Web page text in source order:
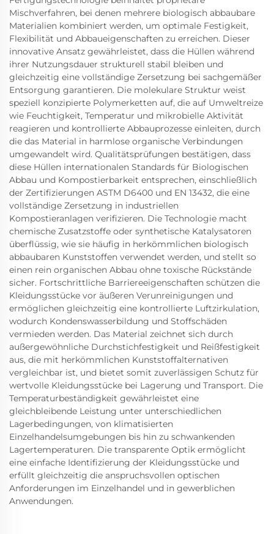
Mischverfahren, bei denen mehrere biologisch abbaubare
Materialien kombiniert werden, um optimale Festigkeit,
Flexibilität und Abbaueigenschaften zu erreichen. Dieser
innovative Ansatz gewährleistet, dass die Hüllen während
ihrer Nutzungsdauer strukturell stabil bleiben und
gleichzeitig eine vollständige Zersetzung bei sachgemäßer
Entsorgung garantieren. Die molekulare Struktur weist
speziell konzipierte Polymerketten auf, die auf Umweltreize
wie Feuchtigkeit, Temperatur und mikrobielle Aktivität
reagieren und kontrollierte Abbauprozesse einleiten, durch
die das Material in harmlose organische Verbindungen
umgewandelt wird. Qualitätsprüfungen bestätigen, dass
diese Hüllen internationalen Standards für Biologischen
Abbau und Kompostierbarkeit entsprechen, einschließlich
der Zertifizierungen ASTM D6400 und EN 13432, die eine
vollständige Zersetzung in industriellen
Kompostieranlagen verifizieren. Die Technologie macht
chemische Zusatzstoffe oder synthetische Katalysatoren
überflüssig, wie sie häufig in herkömmlichen biologisch
abbaubaren Kunststoffen verwendet werden, und stellt so
einen rein organischen Abbau ohne toxische Rückstände
sicher. Fortschrittliche Barriereeigenschaften schützen die
Kleidungsstücke vor äußeren Verunreinigungen und
ermöglichen gleichzeitig eine kontrollierte Luftzirkulation,
wodurch Kondenswasserbildung und Stoffschäden
vermieden werden. Das Material zeichnet sich durch
außergewöhnliche Durchstichfestigkeit und Reißfestigkeit
aus, die mit herkömmlichen Kunststoffalternativen
vergleichbar ist, und bietet somit zuverlässigen Schutz für
wertvolle Kleidungsstücke bei Lagerung und Transport. Die
Temperaturbeständigkeit gewährleistet eine
gleichbleibende Leistung unter unterschiedlichen
Lagerbedingungen, von klimatisierten
Einzelhandelsumgebungen bis hin zu schwankenden
Lagertemperaturen. Die transparente Optik ermöglicht
eine einfache Identifizierung der Kleidungsstücke und
erfüllt gleichzeitig die anspruchsvollen optischen
Anforderungen im Einzelhandel und in gewerblichen
Anwendungen.